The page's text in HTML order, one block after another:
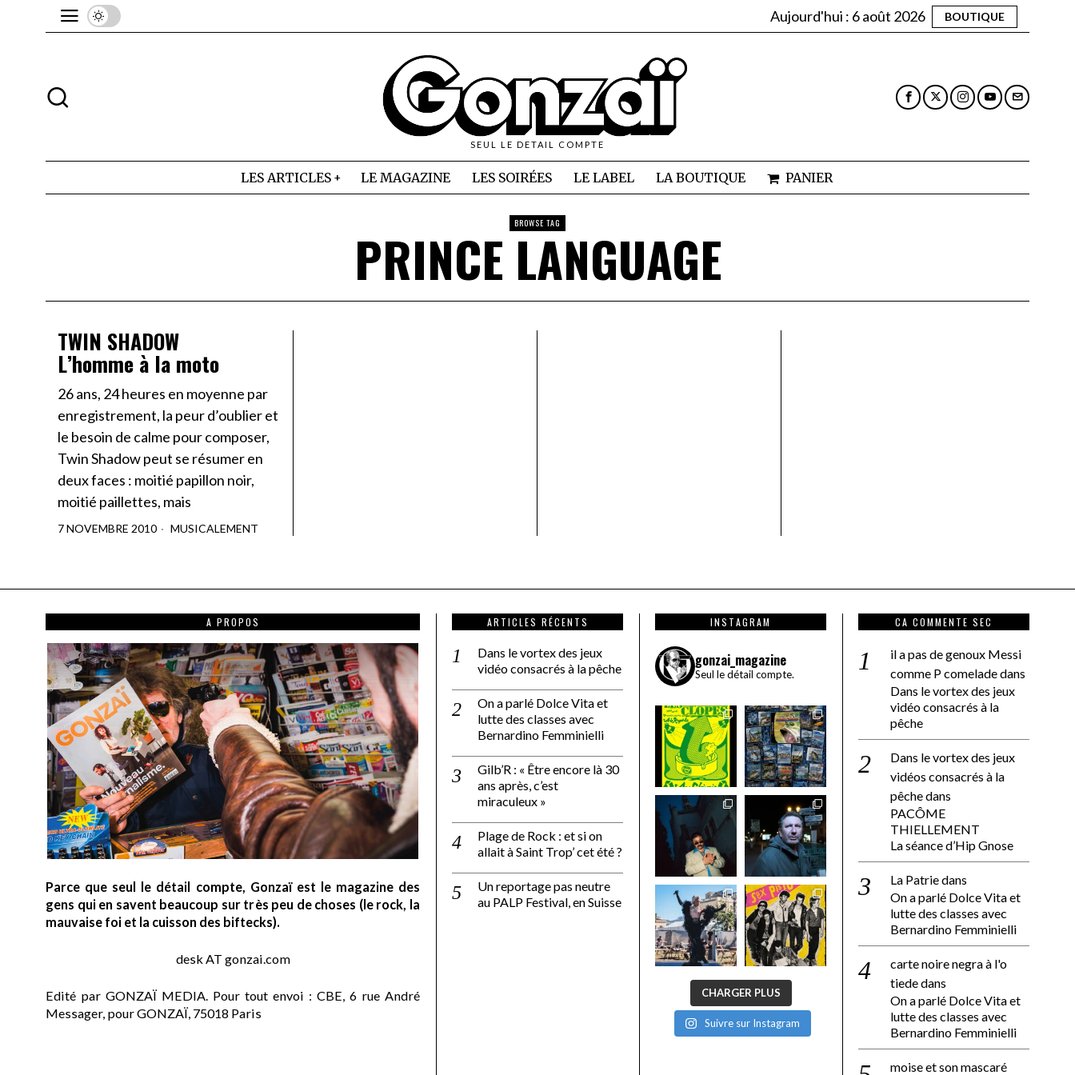
Aujourd'hui : 6 août 2026 BOUTIQUE
SEUL LE DETAIL COMPTE
LES ARTICLES LE MAGAZINE LES SOIRÉES LE LABEL LA BOUTIQUE PANIER
BROWSE TAG
PRINCE LANGUAGE
TWIN SHADOW
L’homme à la moto
26 ans, 24 heures en moyenne par
enregistrement, la peur d’oublier et
le besoin de calme pour composer,
Twin Shadow peut se résumer en
deux faces : moitié papillon noir,
moitié paillettes, mais
7 NOVEMBRE 2010 MUSICALEMENT
A PROPOS
Parce que seul le détail compte, Gonzaï est le magazine des
gens qui en savent beaucoup sur très peu de choses (le rock, la
mauvaise foi et la cuisson des biftecks).
desk AT gonzai.com
Edité par GONZAÏ MEDIA. Pour tout envoi : CBE, 6 rue André
Messager, pour GONZAÏ, 75018 Paris
ARTICLES RÉCENTS
Dans le vortex des jeux
vidéo consacrés à la pêche
On a parlé Dolce Vita et
lutte des classes avec
Bernardino Femminielli
Gilb’R : « Être encore là 30
ans après, c’est
miraculeux »
Plage de Rock : et si on
allait à Saint Trop’ cet été ?
Un reportage pas neutre
au PALP Festival, en Suisse
INSTAGRAM
gonzai_magazine
Seul le détail compte.
CHARGER PLUS
Suivre sur Instagram
CA COMMENTE SEC
il a pas de genoux Messi
comme P comeladedans
Dans le vortex des jeux
vidéo consacrés à la
pêche
Dans le vortex des jeux
vidéos consacrés à la
pêchedans
PACÔME
THIELLEMENT
La séance d’Hip Gnose
La Patriedans
On a parlé Dolce Vita et
lutte des classes avec
Bernardino Femminielli
carte noire negra à l'o
tiededans
On a parlé Dolce Vita et
lutte des classes avec
Bernardino Femminielli
moise et son mascaré